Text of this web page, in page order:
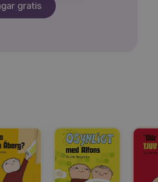
gratis